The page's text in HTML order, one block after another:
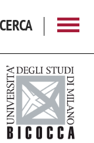
CERCA